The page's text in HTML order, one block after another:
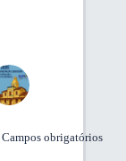
Campos obrigatórios